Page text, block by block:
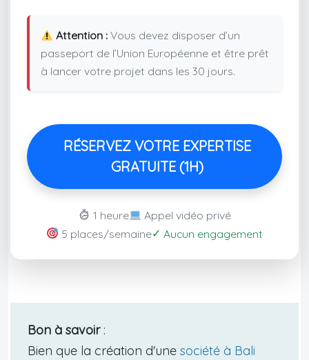
Attention :Vous devez disposer d’un
passeport de l’Union Européenne et être prêt
à lancer votre projet dans les 30 jours.
RÉSERVEZ VOTRE EXPERTISE
GRATUITE (1H)
1 heure
Appel vidéo privé
5 places/semaine✓ Aucun engagement
Bon à savoir:
Bien que la création d'une société à Bali